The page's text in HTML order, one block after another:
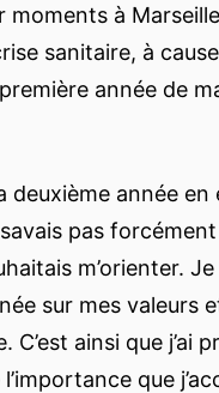
moments à
sanitaire, à
année de
deuxième année en
pas
m’orienter.
sur mes valeurs
C’est ainsi que j’ai
que